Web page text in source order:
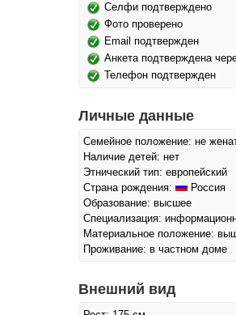
Селфи подтверждено
Фото проверено
Email подтвержден
Анкета подтверждена
Телефон подтвержден
Личные данные
Семейное положение: не
Наличие детей: нет
Этнический тип: европейский
Страна рождения:
Россия
Образование: высшее
Специализация:
Материальное положение:
Проживание: в частном доме
Внешний вид